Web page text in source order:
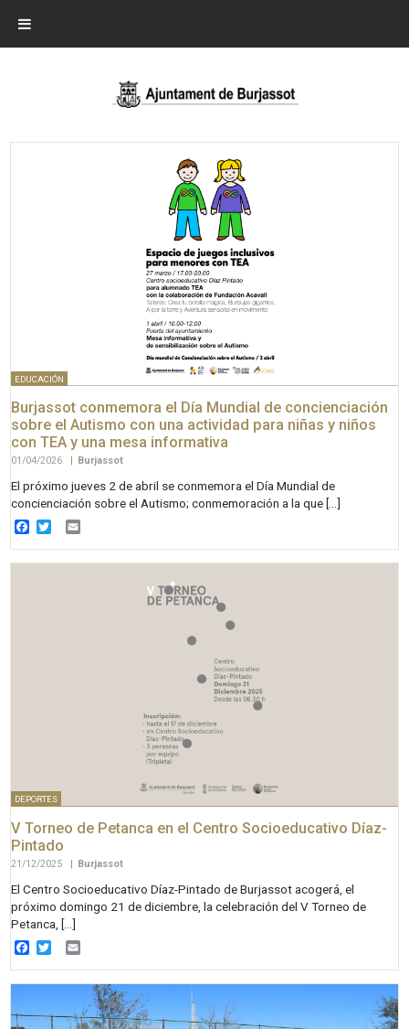
EDUCACIÓN
Burjassot conmemora el Día Mundial de concienciación
sobre el Autismo con una actividad para niñas y niños
con TEA y una mesa informativa
01/04/2026 Burjassot
El próximo jueves 2 de abril se conmemora el Día Mundial de
concienciación sobre el Autismo; conmemoración a la que […]
Facebook
Twitter
DEPORTES
V Torneo de Petanca en el Centro Socioeducativo Díaz-
Pintado
21/12/2025 | Burjassot
El Centro Socioeducativo Díaz-Pintado de Burjassot acogerá, el
próximo domingo 21 de diciembre, la celebración del V Torneo de
Petanca, […]
Facebook
Twitter